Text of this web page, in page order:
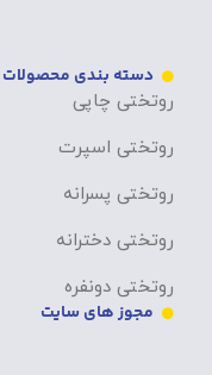
دسته بندی محصولات
روتختی چاپی
روتختی اسپرت
روتختی پسرانه
روتختی دخترانه
روتختی دونفره
مجوز های سایت